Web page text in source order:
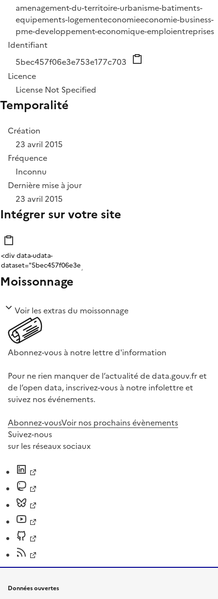
amenagement-du-territoire-urbanisme-batiments-
equipements-logementeconomieeconomie-business-
pme-developpement-economique-emploientreprises
Identifiant
5bec457f06e3e753e177c703
Licence
License Not Specified
Temporalité
Création
23 avril 2015
Fréquence
Inconnu
Dernière mise à jour
23 avril 2015
Intégrer sur votre site
Moissonnage
Voir les extras du moissonnage
Abonnez-vous à notre lettre d'information
Pour ne rien manquer de l’actualité de data.gouv.fr et
de l’open data, inscrivez-vous à notre infolettre et
suivez nos événements.
Abonnez-vousVoir nos prochains évènements
Suivez-nous
sur les réseaux sociaux
Données ouvertes